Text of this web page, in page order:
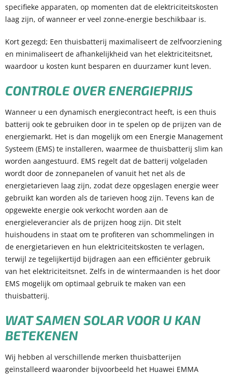
specifieke apparaten, op momenten dat de elektriciteitskosten
laag zijn, of wanneer er veel zonne-energie beschikbaar is.
Kort gezegd; Een thuisbatterij maximaliseert de zelfvoorziening
en minimaliseert de afhankelijkheid van het elektriciteitsnet,
waardoor u kosten kunt besparen en duurzamer kunt leven.
CONTROLE OVER ENERGIEPRIJS
Wanneer u een dynamisch energiecontract heeft, is een thuis
batterij ook te gebruiken door in te spelen op de prijzen van de
energiemarkt. Het is dan mogelijk om een Energie Management
Systeem (EMS) te installeren, waarmee de thuisbatterij slim kan
worden aangestuurd. EMS regelt dat de batterij volgeladen
wordt door de zonnepanelen of vanuit het net als de
energietarieven laag zijn, zodat deze opgeslagen energie weer
gebruikt kan worden als de tarieven hoog zijn. Tevens kan de
opgewekte energie ook verkocht worden aan de
energieleverancier als de prijzen hoog zijn. Dit stelt
huishoudens in staat om te profiteren van schommelingen in
de energietarieven en hun elektriciteitskosten te verlagen,
terwijl ze tegelijkertijd bijdragen aan een efficiënter gebruik
van het elektriciteitsnet. Zelfs in de wintermaanden is het door
EMS mogelijk om optimaal gebruik te maken van een
thuisbatterij.
WAT SAMEN SOLAR VOOR U KAN
BETEKENEN
Wij hebben al verschillende merken thuisbatterijen
geïnstalleerd waaronder bijvoorbeeld het Huawei EMMA